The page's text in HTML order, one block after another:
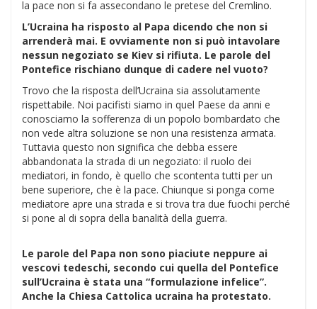
la pace non si fa assecondano le pretese del Cremlino.
L’Ucraina ha risposto al Papa dicendo che non si
arrenderà mai. E ovviamente non si può intavolare
nessun negoziato se Kiev si rifiuta. Le parole del
Pontefice rischiano dunque di cadere nel vuoto?
Trovo che la risposta dell’Ucraina sia assolutamente
rispettabile. Noi pacifisti siamo in quel Paese da anni e
conosciamo la sofferenza di un popolo bombardato che
non vede altra soluzione se non una resistenza armata.
Tuttavia questo non significa che debba essere
abbandonata la strada di un negoziato: il ruolo dei
mediatori, in fondo, è quello che scontenta tutti per un
bene superiore, che è la pace. Chiunque si ponga come
mediatore apre una strada e si trova tra due fuochi perché
si pone al di sopra della banalità della guerra.
Le parole del Papa non sono piaciute neppure ai
vescovi tedeschi, secondo cui quella del Pontefice
sull’Ucraina è stata una “formulazione infelice”.
Anche la Chiesa Cattolica ucraina ha protestato.